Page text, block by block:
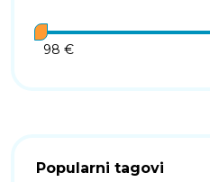
98 €
Popularni tagovi